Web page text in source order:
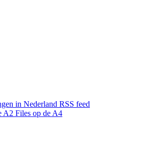
in Nederland RSS feed
A2 Files op de A4